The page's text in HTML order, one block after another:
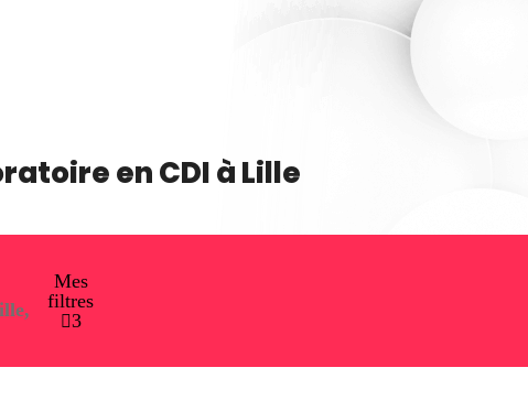
enCDIàLille
Mes
filtres
3